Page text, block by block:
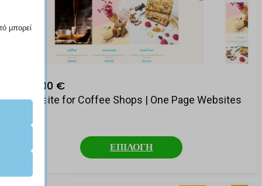
189,00 €
Website for Coffee Shops | One Page Websites
ΕΠΙΛΟΓΗ
μπορεί
αλλά